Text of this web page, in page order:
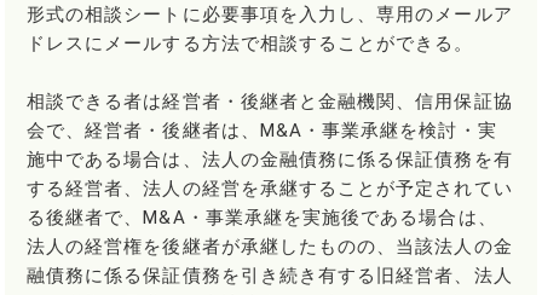
形式の相談シートに必要事項を入力し、専用のメールア
ドレスにメールする方法で相談することができる。
相談できる者は経営者・後継者と金融機関、信用保証協
会で、経営者・後継者は、M&A・事業承継を検討・実
施中である場合は、法人の金融債務に係る保証債務を有
する経営者、法人の経営を承継することが予定されてい
る後継者で、M&A・事業承継を実施後である場合は、
法人の経営権を後継者が承継したものの、当該法人の金
融債務に係る保証債務を引き続き有する旧経営者、法人